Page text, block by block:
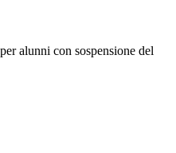
alunni con sospensione del